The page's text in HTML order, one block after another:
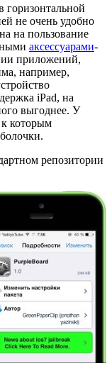
горизонтальной
не очень удобно
на пользование
аксессуарами-
приложений,
например,
iPad, на
выгоднее. У
к которым
репозитории